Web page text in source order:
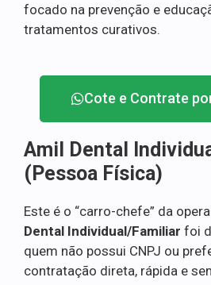
focado na prevenção e
tratamentos curativos.
Cote e Contrate
Amil Dental
(Pessoa Física)
Este é o “carro-chefe” da
Dental Individual/Familiar foi
quem não possui CNPJ ou
contratação direta, rápida e